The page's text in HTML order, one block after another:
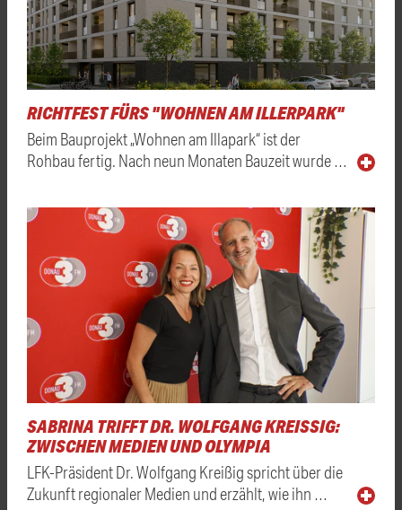
RICHTFEST FÜRS "WOHNEN AM ILLERPARK"
Beim Bauprojekt „Wohnen am Illapark“ ist der
Rohbau fertig. Nach neun Monaten Bauzeit wurde …
SABRINA TRIFFT DR. WOLFGANG KREISSIG: Z
WISCHEN MEDIEN UND OLYMPIA
LFK-Präsident Dr. Wolfgang Kreißig spricht über die
Zukunft regionaler Medien und erzählt, wie ihn …